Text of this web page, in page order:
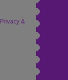
Privacy &